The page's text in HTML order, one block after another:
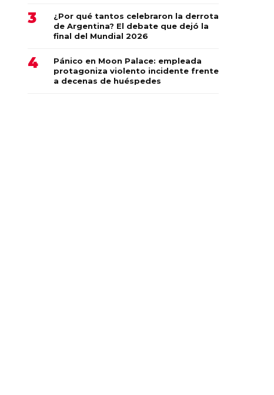
¿Por qué tantos celebraron la derrota
de Argentina? El debate que dejó la
final del Mundial 2026
Pánico en Moon Palace: empleada
protagoniza violento incidente frente
a decenas de huéspedes